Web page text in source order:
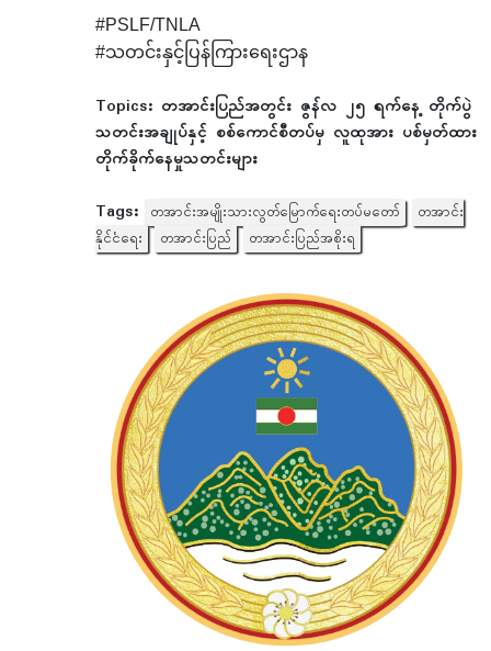
#PSLF/TNLA
#သတင်းနှင့်ပြန်ကြား‌ရေးဌာန
Topics:တအာင်းပြည်အတွင်း ဇွန်လ ၂၅ ရက်နေ့ တိုက်ပွဲ
သတင်းအချုပ်နှင့် စစ်ကောင်စီတပ်မှ လူထုအား ပစ်မှတ်ထား
တိုက်ခိုက်နေမှုသတင်းများ
Tags:
တအာင်းအမျိုးသားလွတ်မြောက်ရေးတပ်မတော်
တအာင်း
နိုင်ငံရေး
တအာင်းပြည် တအာင်းပြည်အစိုးရ